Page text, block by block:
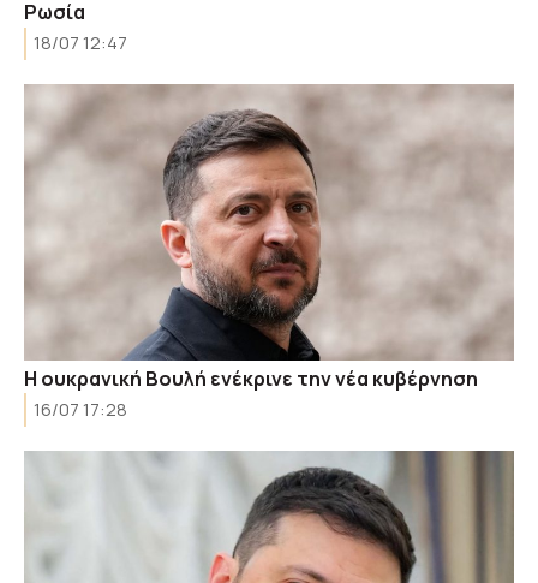
Ρωσία
18/07 12:47
Η ουκρανική Βουλή ενέκρινε την νέα κυβέρνηση
16/07 17:28